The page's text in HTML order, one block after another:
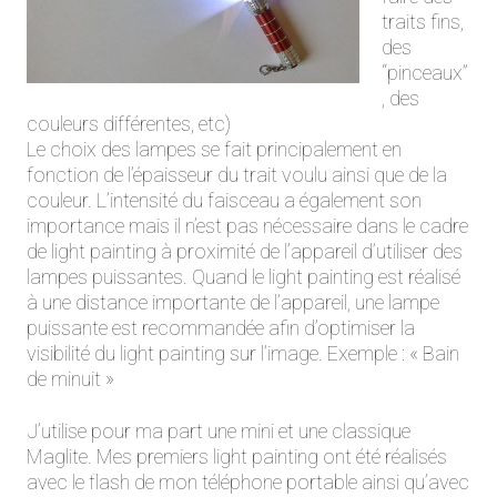
traits fins,
des
“pinceaux”
, des
couleurs différentes, etc)
Le choix des lampes se fait principalement en
fonction de l’épaisseur du trait voulu ainsi que de la
couleur. L’intensité du faisceau a également son
importance mais il n’est pas nécessaire dans le cadre
de light painting à proximité de l’appareil d’utiliser des
lampes puissantes. Quand le light painting est réalisé
à une distance importante de l’appareil, une lampe
puissante est recommandée afin d’optimiser la
visibilité du light painting sur l’image. Exemple : « Bain
de minuit »
J’utilise pour ma part une mini et une classique
Maglite. Mes premiers light painting ont été réalisés
avec le flash de mon téléphone portable ainsi qu’avec